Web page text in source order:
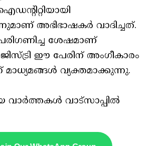
അഭിഭാഷകര്‍ വാദിച്ചത്.
ശേഷമാണ്
ഈ പേരിന് അംഗീകാരം
വ്യക്തമാക്കുന്നു.
വാർത്തകൾ വാട്സാപ്പിൽ